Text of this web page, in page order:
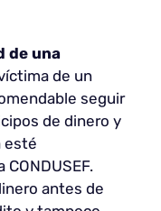
de una
de un
seguir
de dinero y
esté
antes de